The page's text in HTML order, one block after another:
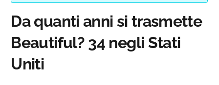
Da quanti anni si trasmette
Beautiful? 34 negli Stati
Uniti